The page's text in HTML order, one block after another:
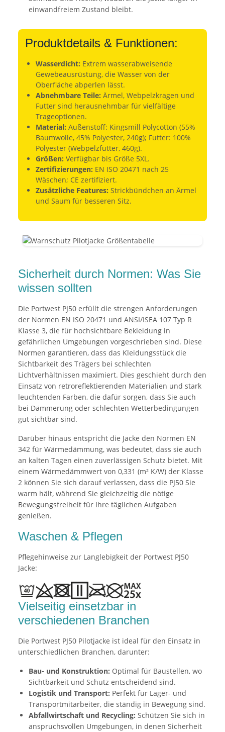
einwandfreiem Zustand bleibt.
Produktdetails & Funktionen:
Wasserdicht: Extrem wasserabweisende
Gewebeausrüstung, die Wasser von der
Oberfläche abperlen lässt.
Abnehmbare Teile: Ärmel, Webpelzkragen und
Futter sind herausnehmbar für vielfältige
Trageoptionen.
Material: Außenstoff: Kingsmill Polycotton (55%
Baumwolle, 45% Polyester, 240g); Futter: 100%
Polyester (Webpelzfutter, 460g).
Größen: Verfügbar bis Größe 5XL.
Zertifizierungen: EN ISO 20471 nach 25
Wäschen; CE zertifiziert.
Zusätzliche Features: Strickbündchen an Ärmel
und Saum für besseren Sitz.
Sicherheit durch Normen: Was Sie
wissen sollten
Die Portwest PJ50 erfüllt die strengen Anforderungen
der Normen EN ISO 20471 und ANSI/ISEA 107 Typ R
Klasse 3, die für hochsichtbare Bekleidung in
gefährlichen Umgebungen vorgeschrieben sind. Diese
Normen garantieren, dass das Kleidungsstück die
Sichtbarkeit des Trägers bei schlechten
Lichtverhältnissen maximiert. Dies geschieht durch den
Einsatz von retroreflektierenden Materialien und stark
leuchtenden Farben, die dafür sorgen, dass Sie auch
bei Dämmerung oder schlechten Wetterbedingungen
gut sichtbar sind.
Darüber hinaus entspricht die Jacke den Normen EN
342 für Wärmedämmung, was bedeutet, dass sie auch
an kalten Tagen einen zuverlässigen Schutz bietet. Mit
einem Wärmedämmwert von 0,331 (m² K/W) der Klasse
2 können Sie sich darauf verlassen, dass die PJ50 Sie
warm hält, während Sie gleichzeitig die nötige
Bewegungsfreiheit für Ihre täglichen Aufgaben
genießen.
Waschen & Pflegen
Pflegehinweise zur Langlebigkeit der Portwest PJ50
Jacke:
Vielseitig einsetzbar in
verschiedenen Branchen
Die Portwest PJ50 Pilotjacke ist ideal für den Einsatz in
unterschiedlichen Branchen, darunter:
Bau- und Konstruktion: Optimal für Baustellen, wo
Sichtbarkeit und Schutz entscheidend sind.
Logistik und Transport: Perfekt für Lager- und
Transportmitarbeiter, die ständig in Bewegung sind.
Abfallwirtschaft und Recycling: Schützen Sie sich in
anspruchsvollen Umgebungen, in denen Sicherheit